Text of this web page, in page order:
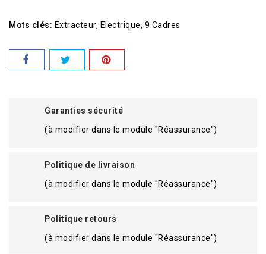
Mots clés: Extracteur Electrique 9 Cadres
Garanties sécurité
(à modifier dans le module "Réassurance")
Politique de livraison
(à modifier dans le module "Réassurance")
Politique retours
(à modifier dans le module "Réassurance")